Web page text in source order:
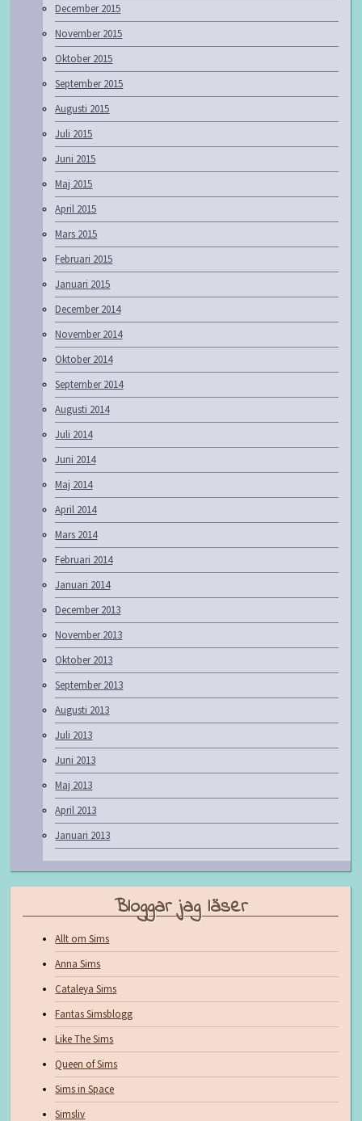
December 2015
November 2015
Oktober 2015
September 2015
Augusti 2015
Juli 2015
Juni 2015
Maj 2015
April 2015
Mars 2015
Februari 2015
Januari 2015
December 2014
November 2014
Oktober 2014
September 2014
Augusti 2014
Juli 2014
Juni 2014
Maj 2014
April 2014
Mars 2014
Februari 2014
Januari 2014
December 2013
November 2013
Oktober 2013
September 2013
Augusti 2013
Juli 2013
Juni 2013
Maj 2013
April 2013
Januari 2013
Bloggar jag läser
Allt om Sims
Anna Sims
Cataleya Sims
Fantas Simsblogg
Like The Sims
Queen of Sims
Sims in Space
Simsliv